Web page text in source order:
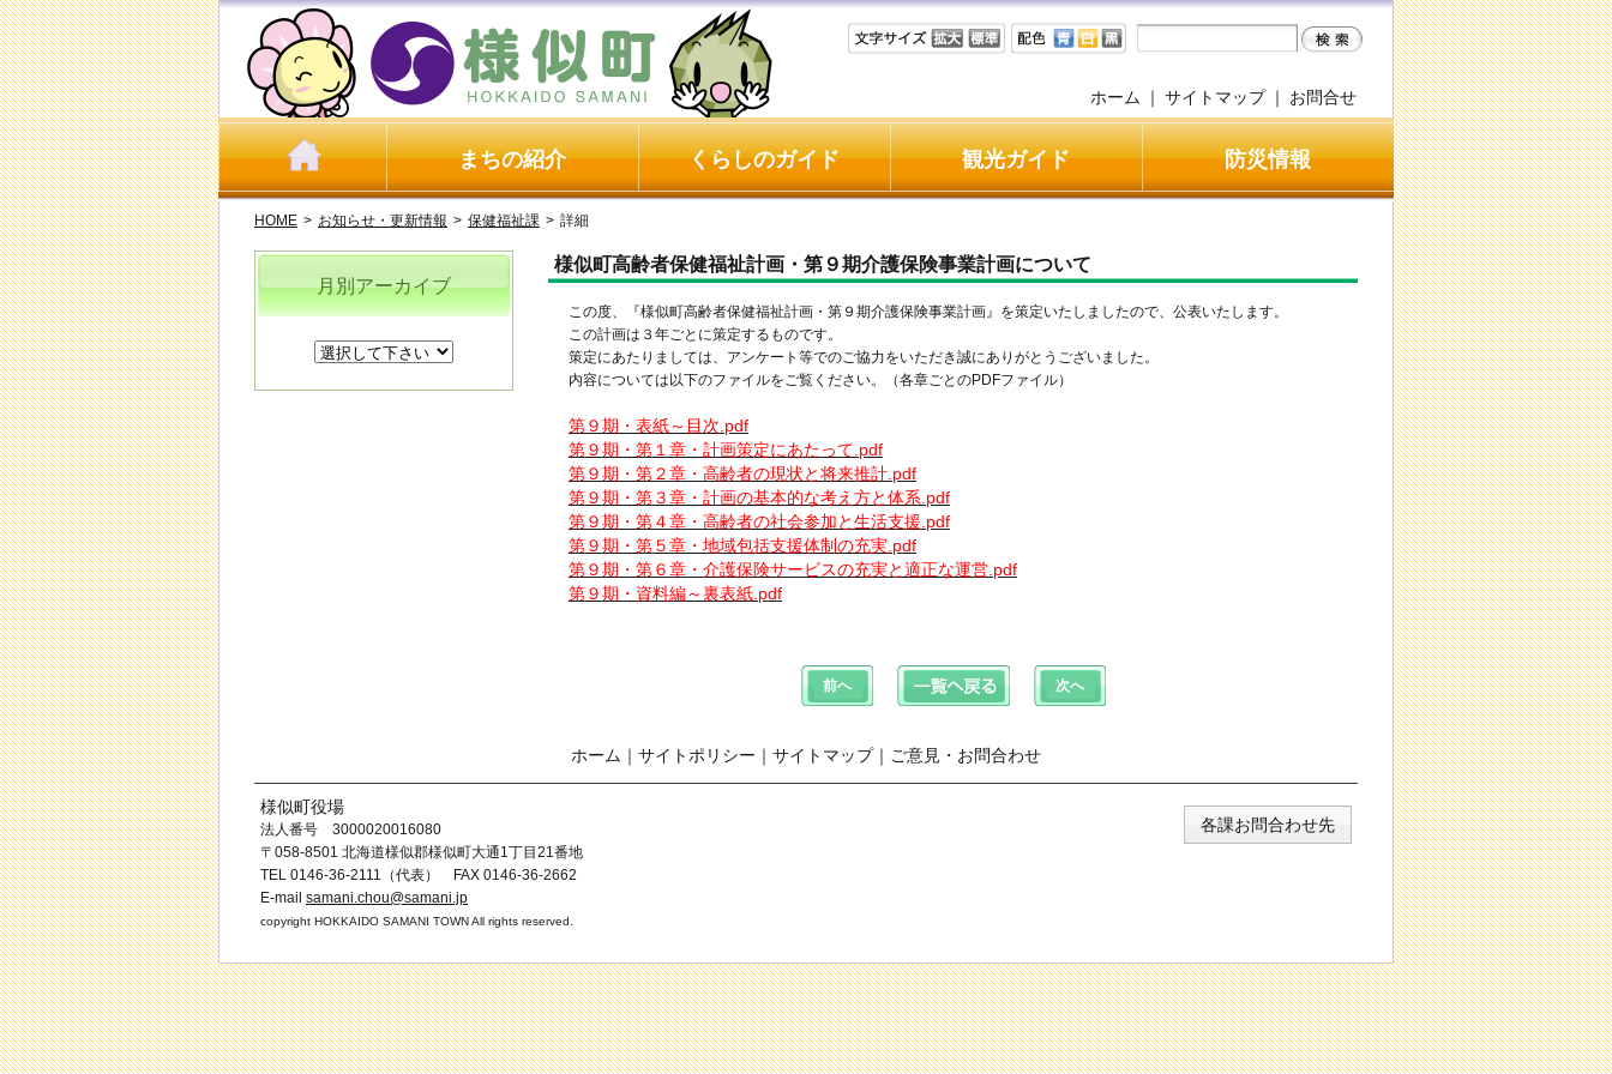
ホーム ｜ サイトマップ ｜ お問合せ
まちの紹介 くらしのガイド 観光ガイド 防災情報
HOME > お知らせ・更新情報 > 保健福祉課 > 詳細
様似町高齢者保健福祉計画・第９期介護保険事業計画について
この度、『様似町高齢者保健福祉計画・第９期介護保険事業計画』を策定いたしましたので、公表いたします。
この計画は３年ごとに策定するものです。
策定にあたりましては、アンケート等でのご協力をいただき誠にありがとうございました。
内容については以下のファイルをご覧ください。（各章ごとのPDFファイル）
第９期・表紙～目次.pdf
第９期・第１章・計画策定にあたって.pdf
第９期・第２章・高齢者の現状と将来推計.pdf
第９期・第３章・計画の基本的な考え方と体系.pdf
第９期・第４章・高齢者の社会参加と生活支援.pdf
第９期・第５章・地域包括支援体制の充実.pdf
第９期・第６章・介護保険サービスの充実と適正な運営.pdf
第９期・資料編～裏表紙.pdf
月別アーカイブ
ホーム ｜ サイトポリシー ｜ サイトマップ｜ ご意見・お問合わせ
様似町役場
法人番号 3000020016080
〒058-8501 北海道様似郡様似町大通1丁目21番地
TEL 0146-36-2111（代表） FAX 0146-36-2662
E-mail samani.chou@samani.jp
copyright HOKKAIDO SAMANI TOWN All rights reserved.
各課お問合わせ先